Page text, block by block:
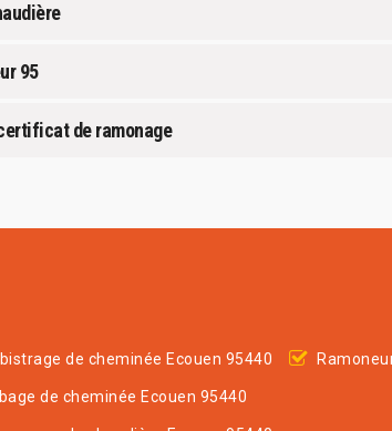
95
de ramonage
de cheminée Ecouen 95440
de cheminée Ecouen 95440